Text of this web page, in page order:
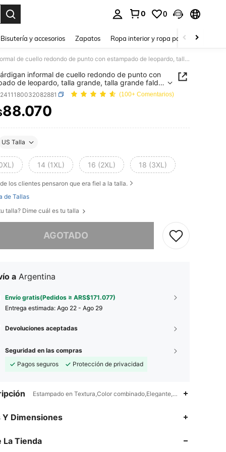
0 0
Bisutería y accesorios Zapatos Ropa interior y ropa para dormir
Flirla Cárdigan informal de cuello redondo de punto con estampado de leopardo, talla grande, talla grande falda de punto ajustada con estampado de leopardo y cintura alta
informal de cuello redondo de punto con
de leopardo, talla grande, talla grande falda
ajustada con estampado de leopardo y cintura
(100+ Comentarios)
AND AVAILABILITY
88.070
US Talla
14 (1XL) 16 (2XL) 18 (3XL)
de los clientes pensaron que era fiel a la talla.
de Tallas
talla? Dime cuál es tu talla
AGOTADO
este producto está agotado.
a Argentina
Envío gratis(Pedidos ≥ ARS$171.077)
Entrega estimada: Ago 22 - Ago 29
Devoluciones aceptadas
Seguridad en las compras
Pagos seguros
Protección de privacidad
Estampado en Textura,Color combinado,Elegante,Botón delantero
Y Dimensiones
La Tienda
4,88
4,88